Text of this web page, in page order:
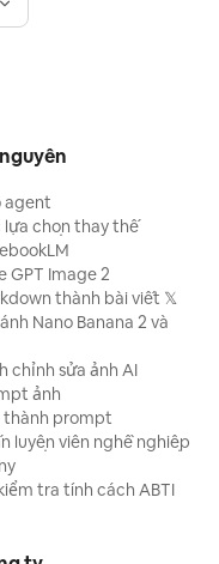
agent
lựa chọn thay thế
GPT Image 2
thành bài viết 𝕏
Nano Banana 2 và
chỉnh sửa ảnh AI
ảnh
thành prompt
luyện viên nghề nghiệp
tra tính cách ABTI